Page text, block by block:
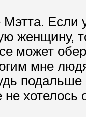
Если
женщину,
может
мне
хотелось